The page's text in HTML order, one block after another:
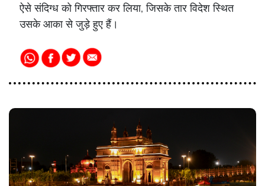
ऐसे संदिग्ध को गिरफ्तार कर लिया, जिसके तार विदेश स्थित
उसके आका से जुड़े हुए हैं।